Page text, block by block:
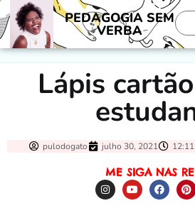
PEDAGOGIA SEM
VERBA
Lápis
pulodogato julho 30, 2021
ME SIGA NAS